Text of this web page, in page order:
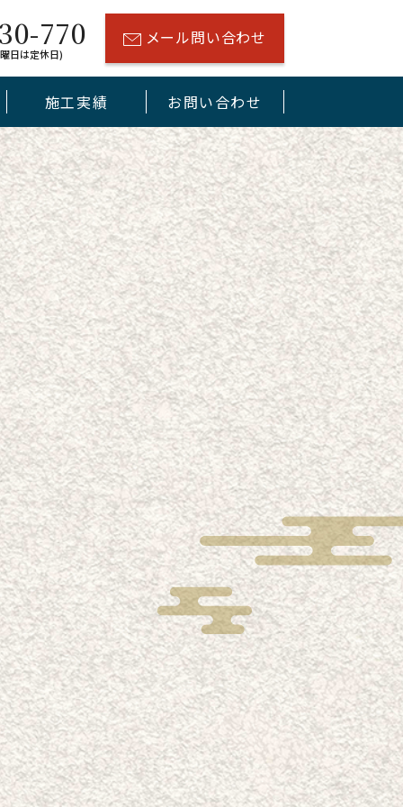
770
日は定休日)
メール問い合わせ
施工実績 お問い合わせ